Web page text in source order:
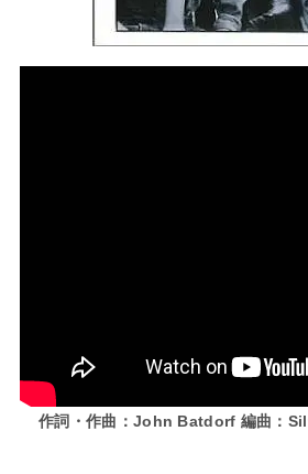
作詞・作曲：John Batdorf 編曲：